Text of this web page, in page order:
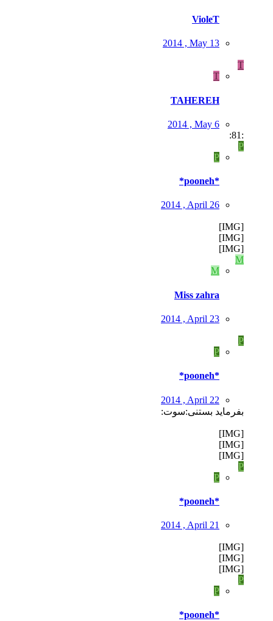
VioleT
2014 , May 13
T
T
TAHEREH
2014 , May 6
:81:
P
P
*pooneh*
2014 , April 26
[IMG]
[IMG]
[IMG]
M
M
Miss zahra
2014 , April 23
P
P
*pooneh*
2014 , April 22
بفرماید بستنی:سوت:
[IMG]
[IMG]
[IMG]
P
P
*pooneh*
2014 , April 21
[IMG]
[IMG]
[IMG]
P
P
*pooneh*